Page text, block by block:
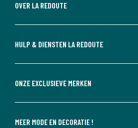
OVER LA REDOUTE
HULP & DIENSTEN LA REDOUTE
ONZE EXCLUSIEVE MERKEN
MEER MODE EN DECORATIE !